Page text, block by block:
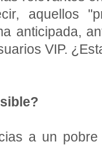
aquellos
anticipada,
VIP.
a un